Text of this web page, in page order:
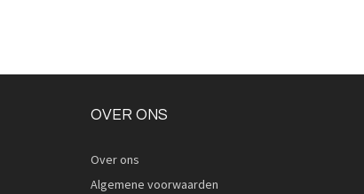
OVER ONS
Over ons
Algemene voorwaarden